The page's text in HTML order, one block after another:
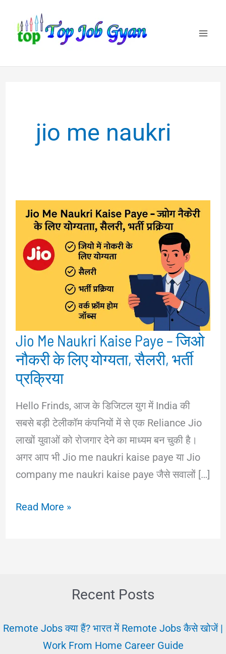
content
jio me naukri
Jio Me Naukri Kaise Paye – जिओ
नौकरी के लिए योग्यता, सैलरी, भर्ती
प्रक्रिया
Hello Frinds, आज के डिजिटल युग में India की
सबसे बड़ी टेलीकॉम कंपनियों में से एक Reliance Jio
लाखों युवाओं को रोजगार देने का माध्यम बन चुकी है।
अगर आप भी Jio me naukri kaise paye या Jio
company me naukri kaise paye जैसे सवालों […]
Jio
नौकरी
Read More »
Recent Posts
Remote Jobs क्या हैं? भारत में Remote Jobs कैसे खोजें |
Work From Home Career Guide